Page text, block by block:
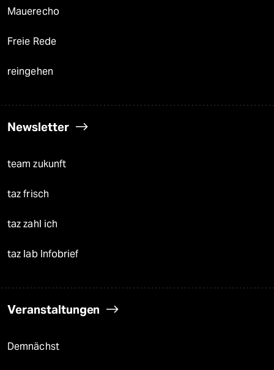
Mauerecho
Freie Rede
reingehen
Newsletter
team zukunft
taz frisch
taz zahl ich
taz lab Infobrief
Veranstaltungen
Demnächst